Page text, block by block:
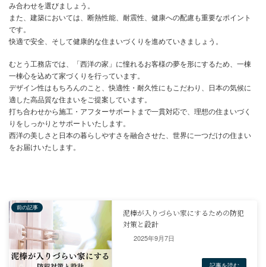
建材には、人体に影響を与える可能性のある物質が含まれている場
ます。
健康に配慮した建材を選ぶことは、快適で健康的な生活を送る上で
シックハウス症候群などを予防するため、化学物質の放出量が少な
選び、換気システムにも配慮しましょう。
自然素材を使用するなど、健康に配慮した建材を選ぶことで、安心
まいを実現できます。
2025年9月7日